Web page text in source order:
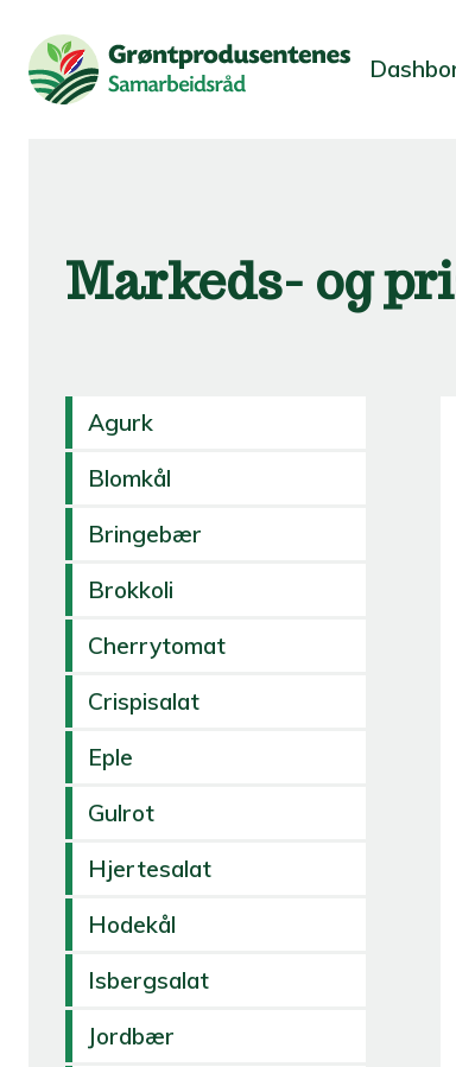
Markeds- og
Agurk
Blomkål
Bringebær
Brokkoli
Cherrytomat
Crispisalat
Eple
Gulrot
Hjertesalat
Hodekål
Isbergsalat
Jordbær